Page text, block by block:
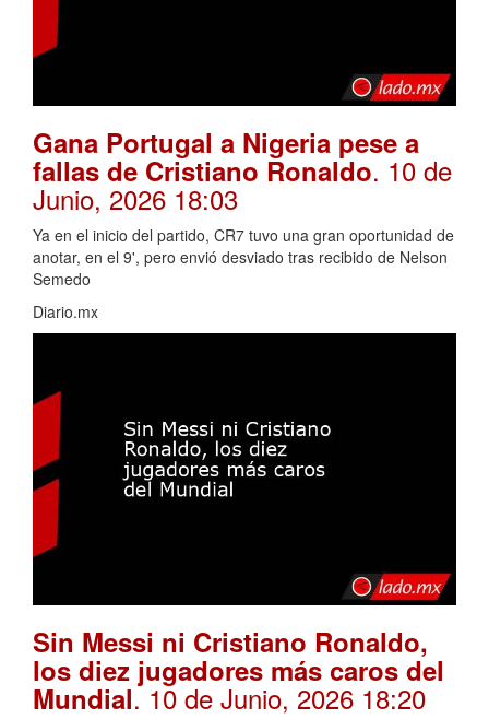
Gana Portugal a Nigeria pese a
fallas de Cristiano Ronaldo. 10 de
Junio, 2026 18:03
Ya en el inicio del partido, CR7 tuvo una gran oportunidad de
anotar, en el 9', pero envió desviado tras recibido de Nelson
Semedo
Diario.mx
Sin Messi ni Cristiano Ronaldo,
los diez jugadores más caros del
Mundial. 10 de Junio, 2026 18:20